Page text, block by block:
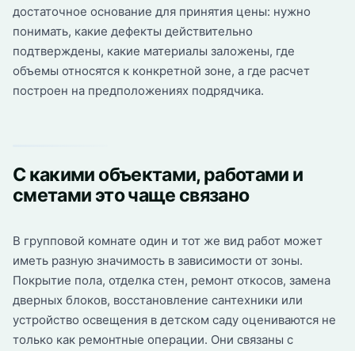
достаточное основание для принятия цены: нужно
понимать, какие дефекты действительно
подтверждены, какие материалы заложены, где
объемы относятся к конкретной зоне, а где расчет
построен на предположениях подрядчика.
С какими объектами, работами и
сметами это чаще связано
В групповой комнате один и тот же вид работ может
иметь разную значимость в зависимости от зоны.
Покрытие пола, отделка стен, ремонт откосов, замена
дверных блоков, восстановление сантехники или
устройство освещения в детском саду оцениваются не
только как ремонтные операции. Они связаны с